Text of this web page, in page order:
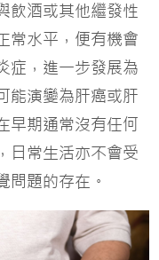
飲酒或其他繼發性
常水平，便有機會
症，進一步發展為
能演變為肝癌或肝
早期通常沒有任何
日常生活亦不會受
問題的存在。